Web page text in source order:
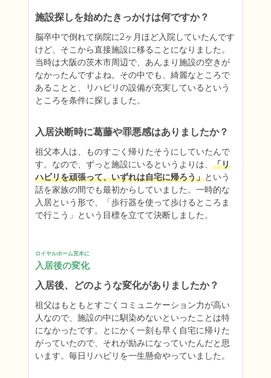
施設探しを始めたきっかけは何ですか？
脳卒中で倒れて病院に2ヶ月ほど入院していたんです
けど、そこから直接施設に移ることになりました。
当時は大阪の茨木市周辺で、あんまり施設の空きが
なかったんですよね。その中でも、綺麗なところで
あることと、リハビリの設備が充実しているという
ところを条件に探しました。
入居決断時に葛藤や罪悪感はありましたか？
祖父本人は、ものすごく帰りたそうにしていたんで
す。なので、ずっと施設にいるというよりは、 「リ
ハビリを頑張って、いずれは自宅に帰ろう」という
話を家族の間でも最初からしていました。一時的な
入居という形で、「歩行器を使って歩けるところま
で行こう」という目標を立てて決断しました。
ロイヤルホーム茨木に
入居後の変化
入居後、どのような変化がありましたか？
祖父はもともとすごくコミュニケーション力が高い
人なので、施設の中に馴染めないといったことは特
になかったです。とにかく一刻も早く自宅に帰りた
がっていたので、それが励みになっていたんだと思
います。毎日リハビリを一生懸命やっていました。